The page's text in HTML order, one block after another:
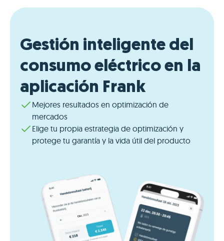
Gestión inteligente del
consumo eléctrico en la
aplicación Frank
Mejores resultados en optimización de
mercados
Elige tu propia estrategia de optimización y
protege tu garantía y la vida útil del producto